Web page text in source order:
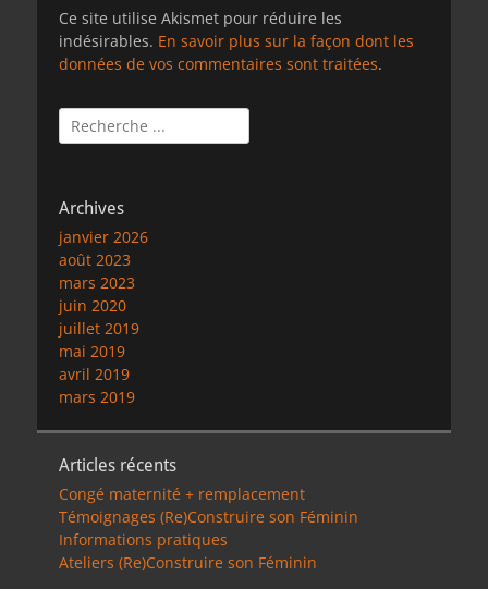
Ce site utilise Akismet pour réduire les
indésirables. En savoir plus sur la façon dont les
données de vos commentaires sont traitées.
Rechercher :
Archives
janvier 2026
août 2023
mars 2023
juin 2020
juillet 2019
mai 2019
avril 2019
mars 2019
Articles récents
Congé maternité + remplacement
Témoignages (Re)Construire son Féminin
Informations pratiques
Ateliers (Re)Construire son Féminin